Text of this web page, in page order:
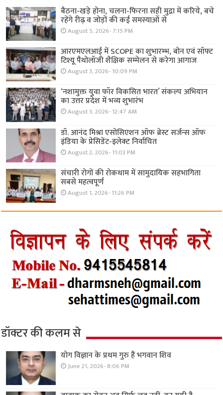
बैठना-खड़े होना, चलना-फिरना सही मुद्रा में करिये, बचे
रहेंगे रीढ़ व जोड़ों की कई समस्याओं से
August 5, 2026- 7:15 PM
आरएमएलआई में SCOPE का शुभारम्भ, बोन एवं सॉफ्ट
टिश्यू पैथोलॉजी शैक्षिक सम्मेलन से करेगा आगाज
August 3, 2026- 10:09 PM
‘नशामुक्त युवा फॉर विकसित भारत’ संकल्प अभियान
का उत्तर प्रदेश में भव्य शुभारंभ
August 3, 2026- 12:47 AM
डॉ. आनंद मिश्रा एसोसिएशन ऑफ ब्रेस्ट सर्जन्स ऑफ
इंडिया के प्रेसिडेंट-इलेक्ट निर्वाचित
August 2, 2026- 11:03 PM
संचारी रोगों की रोकथाम में सामुदायिक सहभागिता
सबसे महत्वपूर्ण
August 1, 2026- 11:26 PM
डॉक्टर की कलम से
योग विज्ञान के प्रथम गुरु हैं भगवान शिव
June 21, 2026- 8:06 PM